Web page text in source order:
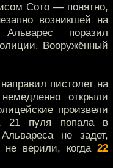
Сото — понятно,
возникшей на
поразил
Вооружённый
пистолет на
открыли
произвели
21 пуля попала в
не задет,
верили, когда 22